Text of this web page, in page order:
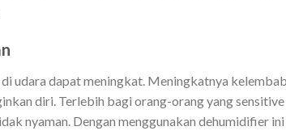
udara dapat meningkat. Meningkatnya
diri. Terlebih bagi orang-orang yang sensitive
nyaman. Dengan menggunakan dehumidifier ini